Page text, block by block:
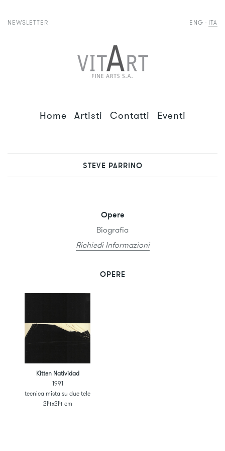
NEWSLETTER ITA
ENG
Home Artisti Contatti Eventi
STEVE PARRINO
Opere
Biografia
Richiedi Informazioni
OPERE
Kitten Natividad
1991
tecnica mista su due tele
214x214 cm